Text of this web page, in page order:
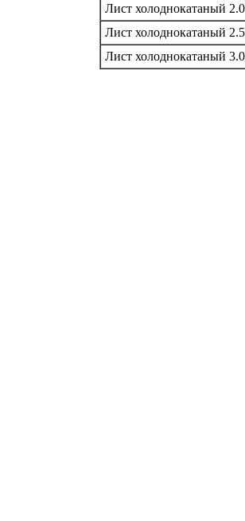
Лист холоднокатаный
Лист холоднокатаный
Лист холоднокатаный